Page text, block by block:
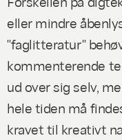
eller mindre
"faglitteratur"
kommenterende
ud over sig selv,
hele tiden må
kravet til kreativt